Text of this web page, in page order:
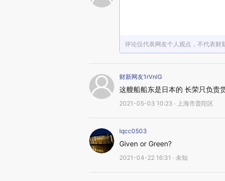
评论仅代表网友个人观点，不代表财
财新网友1rVnlG
这艘船船东是日本的 长荣只负责
2021-05-03 10:23 · 上海市普陀区
lqcc0503
Given or Green?
2021-04-22 16:31 · 未知